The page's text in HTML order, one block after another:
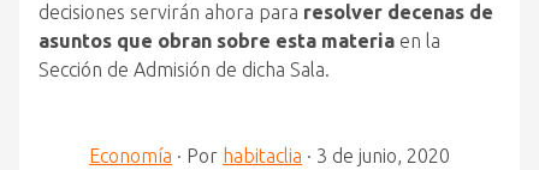
decisiones servirán ahora para resolver decenas de
asuntos que obran sobre esta materia en la
Sección de Admisión de dicha Sala.
Economía · Por habitaclia · 3 de junio, 2020